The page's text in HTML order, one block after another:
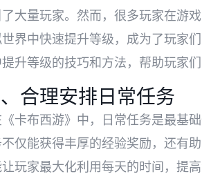
了大量玩家。然而，很多玩家在游
界中快速提升等级，成为了玩家
提升等级的技巧和方法，帮助玩家
合理安排日常任务
《卡布西游》中，日常任务是最基
不仅能获得丰厚的经验奖励，还有
让玩家最大化利用每天的时间，提高